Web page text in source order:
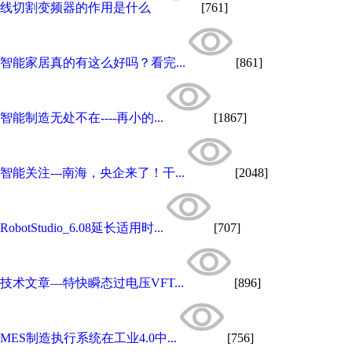
线切割变频器的作用是什么 [761]
智能家居真的有这么好吗？看完... [861]
智能制造无处不在----再小的... [1867]
智能关注---南海，央企来了！干... [2048]
RobotStudio_6.08延长适用时... [707]
技术文章—特快瞬态过电压VFT... [896]
MES制造执行系统在工业4.0中... [756]